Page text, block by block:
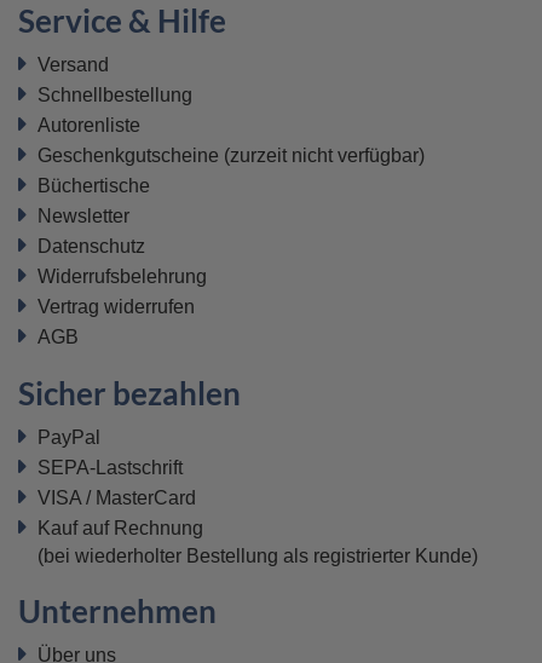
Service & Hilfe
Versand
Schnellbestellung
Autorenliste
Geschenkgutscheine (zurzeit nicht verfügbar)
Büchertische
Newsletter
Datenschutz
Widerrufsbelehrung
Vertrag widerrufen
AGB
Sicher bezahlen
PayPal
SEPA-Lastschrift
VISA / MasterCard
Kauf auf Rechnung
(bei wiederholter Bestellung als registrierter Kunde)
Unternehmen
Über uns